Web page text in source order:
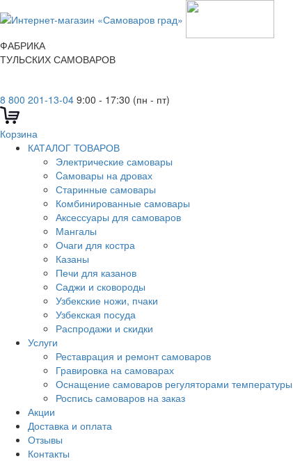
ФАБРИКА
ТУЛЬСКИХ САМОВАРОВ
8 800 201-13-04 9:00 - 17:30 (пн - пт)
Корзина
КАТАЛОГ ТОВАРОВ
Электрические самовары
Cамовары на дровах
Старинные самовары
Комбинированные самовары
Аксессуары для самоваров
Мангалы
Очаги для костра
Казаны
Печи для казанов
Саджи и сковороды
Узбекские ножи, пчаки
Узбекская посуда
Распродажи и скидки
Услуги
Реставрация и ремонт самоваров
Гравировка на самоварах
Оснащение самоваров регуляторами температуры
Роспись самоваров на заказ
Акции
Доставка и оплата
Отзывы
Контакты